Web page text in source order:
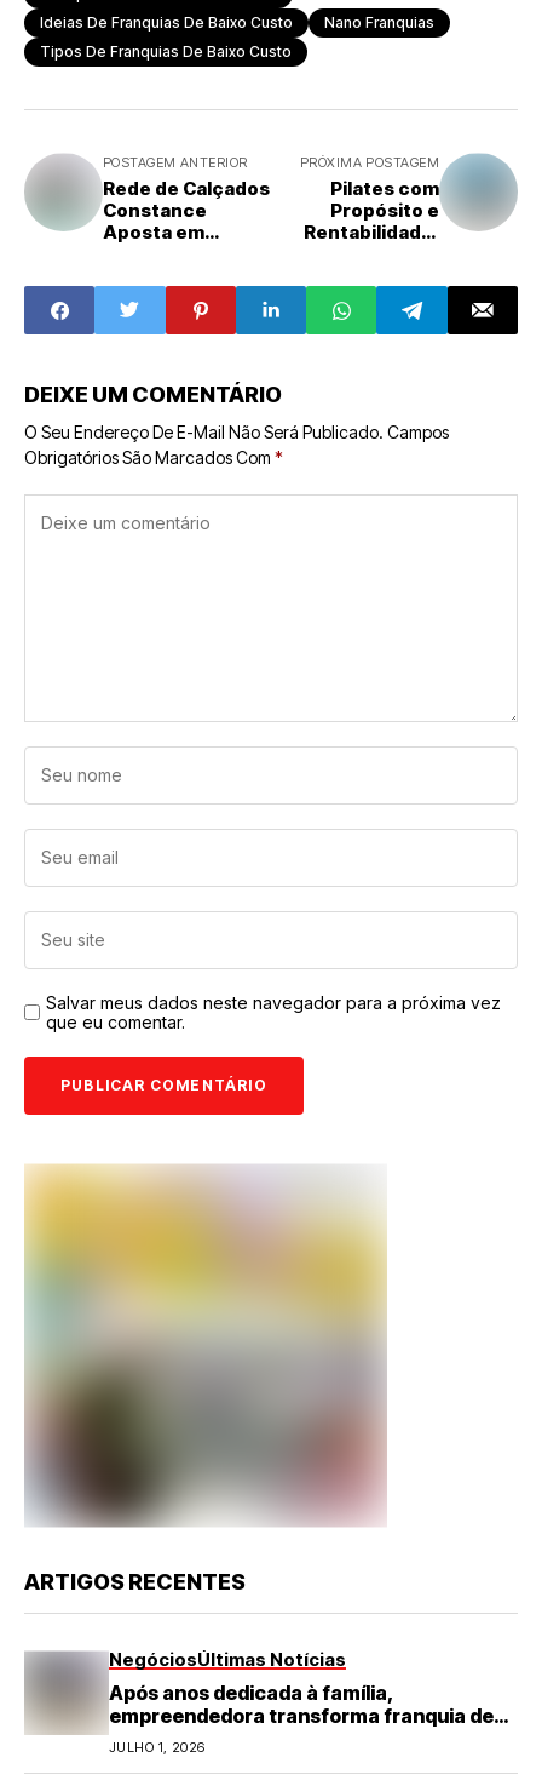
Ideias De Franquias De Baixo Custo
Nano Franquias
Tipos De Franquias De Baixo Custo
POSTAGEM ANTERIOR
Rede de Calçados
Constance
Aposta em
o e Crescimento
Nacional
PRÓXIMA POSTAGEM
Pilates com
Propósito e
Rentabilidade:
Expansão
Internacional
DEIXE UM COMENTÁRIO
O Seu Endereço De E-Mail Não Será Publicado. Campos
Obrigatórios São Marcados Com *
Salvar meus dados neste navegador para a próxima vez
que eu comentar.
ARTIGOS RECENTES
NegóciosÚltimas Notícias
Após anos dedicada à família,
empreendedora transforma franquia de
turismo em negócio de destaque no RN
JULHO 1, 2026